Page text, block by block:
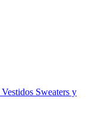
Vestidos Sweaters y